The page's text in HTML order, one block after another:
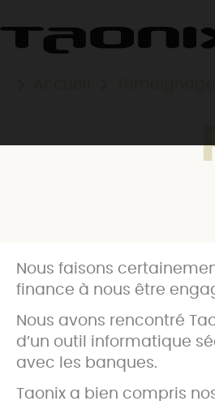
Nous faisons
finance à nous être
Nous avons rencontré
d’un outil informatique
avec les banques.
Taonix a bien compris